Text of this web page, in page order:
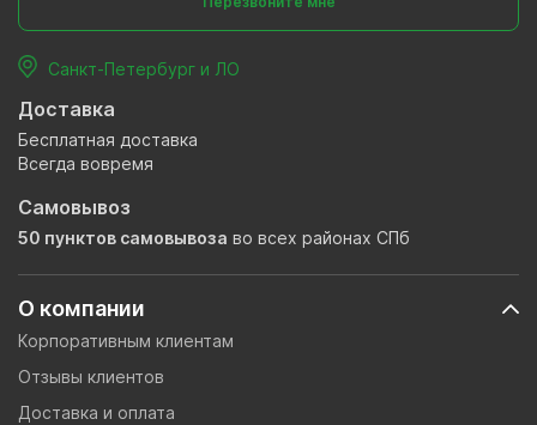
О компании
Корпоративным клиентам
Отзывы клиентов
Доставка и оплата
Санкт-Петербург и ЛО
Доставка
Бесплатная доставка
Всегда вовремя
Самовывоз
50 пунктов самовывоза во всех районах СПб